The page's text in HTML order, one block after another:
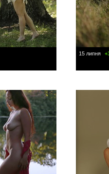
15 липня